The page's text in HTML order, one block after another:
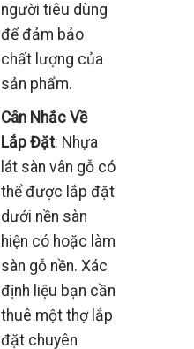
người tiêu dùng
để đảm bảo
chất lượng của
sản phẩm.
Cân Nhắc Về
Lắp Đặt: Nhựa
lát sàn vân gỗ có
thể được lắp đặt
dưới nền sàn
hiện có hoặc làm
sàn gỗ nền. Xác
định liệu bạn cần
thuê một thợ lắp
đặt chuyên